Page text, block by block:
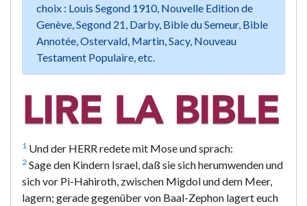
choix : Louis Segond 1910, Nouvelle Edition de
Genève, Segond 21, Darby, Bible du Semeur, Bible
Annotée, Ostervald, Martin, Sacy, Nouveau
Testament Populaire, etc.
1 Und der HERR redete mit Mose und sprach:
2 Sage den Kindern Israel, daß sie sich herumwenden und
sich vor Pi-Hahiroth, zwischen Migdol und dem Meer,
lagern; gerade gegenüber von Baal-Zephon lagert euch